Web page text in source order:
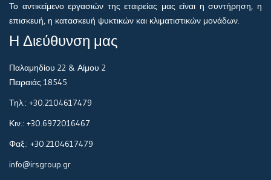
Το αντικείμενο εργασιών της εταιρείας μας είναι η συντήρηση, η
επισκευή, η κατασκευή ψυκτικών και κλιματιστικών μονάδων.
Η Διεύθυνση μας
Παλαμηδίου 22 & Αίμου 2
Πειραιάς 18545
Τηλ.: +30.2104617479
Κιν.: +30.6972016467
Φαξ.: +30.2104617479
info@irsgroup.gr